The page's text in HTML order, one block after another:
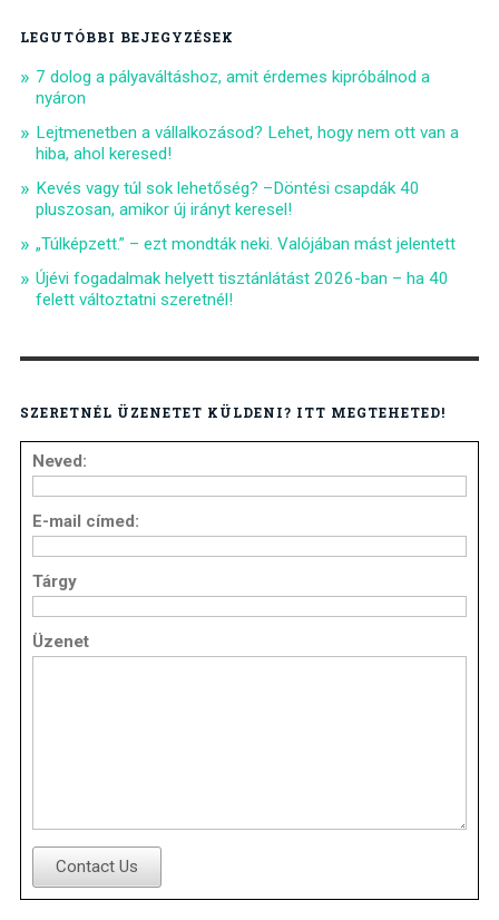
LEGUTÓBBI BEJEGYZÉSEK
7 dolog a pályaváltáshoz, amit érdemes kipróbálnod a
nyáron
Lejtmenetben a vállalkozásod? Lehet, hogy nem ott van a
hiba, ahol keresed!
Kevés vagy túl sok lehetőség? –Döntési csapdák 40
pluszosan, amikor új irányt keresel!
„Túlképzett.” – ezt mondták neki. Valójában mást jelentett
Újévi fogadalmak helyett tisztánlátást 2026-ban – ha 40
felett változtatni szeretnél!
SZERETNÉL ÜZENETET KÜLDENI? ITT MEGTEHETED!
Neved:
E-mail címed:
Tárgy
Üzenet
Contact Us